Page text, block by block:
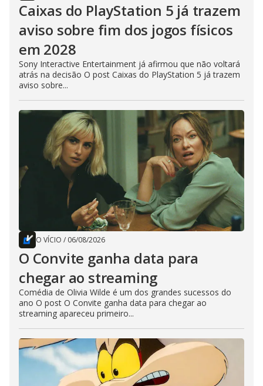
Caixas do PlayStation 5 já trazem
aviso sobre fim dos jogos físicos
em 2028
Sony Interactive Entertainment já afirmou que não voltará
atrás na decisão O post Caixas do PlayStation 5 já trazem
aviso sobre...
O VÍCIO / 06/08/2026
O Convite ganha data para
chegar ao streaming
Comédia de Olivia Wilde é um dos grandes sucessos do
ano O post O Convite ganha data para chegar ao
streaming apareceu primeiro...